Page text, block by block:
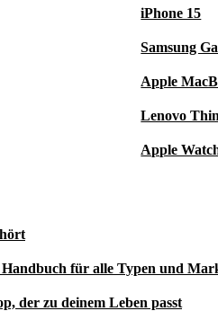
iPhone 15
Samsung
Apple
Lenovo
Apple
für alle Typen und
der zu deinem Leben passt